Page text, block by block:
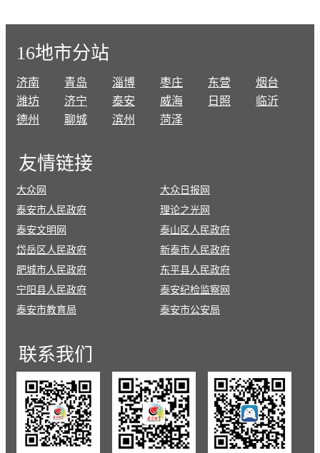
16地市分站
济南 青岛 淄博 枣庄 东营
烟台
潍坊
济宁 泰安 威海 日照
临沂
德州
聊城 滨州 菏泽
友情链接
大众网
大众日报网
泰安市人民政府
理论之光网
泰安文明网
泰山区人民政府
岱岳区人民政府
新泰市人民政府
肥城市人民政府
东平县人民政府
宁阳县人民政府
泰安纪检监察网
泰安市教育局
泰安市公安局
联系我们